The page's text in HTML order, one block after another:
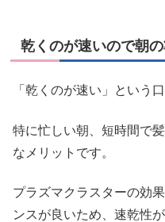
乾くのが速いので朝
「乾くのが速い」という
特に忙しい朝、短時間で
なメリットです。
プラズマクラスターの効
ンスが良いため、速乾性